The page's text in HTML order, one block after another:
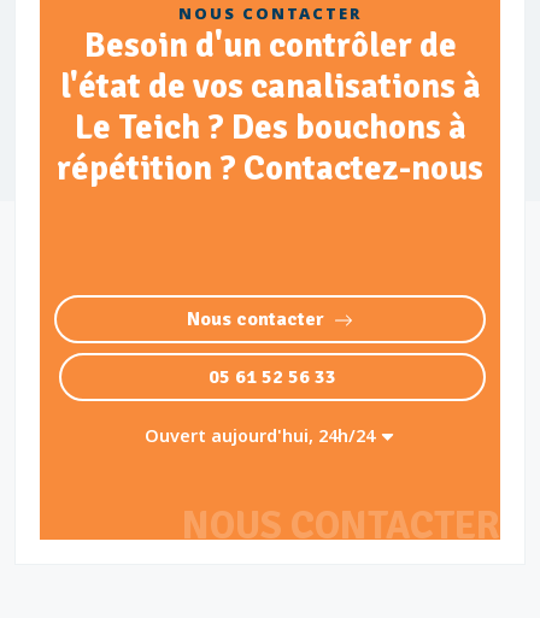
NOUS CONTACTER
NOUS CONTACTER
Besoin d'un contrôler de
l'état de vos canalisations à
Le Teich ? Des bouchons à
répétition ? Contactez-nous
Nous contacter
05 61 52 56 33
Ouvert aujourd'hui, 24h/24